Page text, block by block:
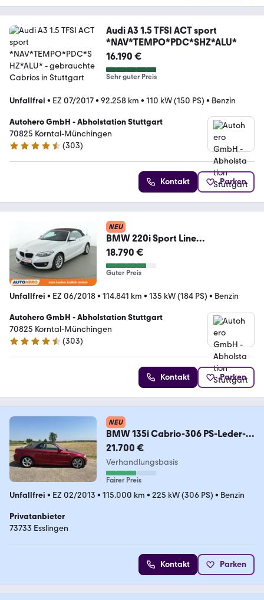
Audi A3 1.5 TFSI ACT sport
*NAV*TEMPO*PDC*SHZ*ALU*
16.190 €
Sehr guter Preis
Unfallfrei • EZ 07/2017• 92.258 km • 110 kW (150 PS) • Benzin
Autohero GmbH - Abholstation Stuttgart
70825 Korntal-Münchingen
4.4 Sterne
(303)
Kontakt Parken
NEU
BMW 220i Sport Line
Aut.*NAVI*PDC*SHZ*ACC*
18.790 €
Guter Preis
Unfallfrei • EZ 06/2018• 114.841 km • 135 kW (184 PS) • Benzin
Autohero GmbH - Abholstation Stuttgart
70825 Korntal-Münchingen
4.4 Sterne
(303)
Kontakt Parken
NEU
BMW 135i Cabrio-306 PS-Leder-
Bi-Xenon-Automatik
21.700 €
Verhandlungsbasis
Fairer Preis
Unfallfrei • EZ 02/2013 • 115.000 km • 225 kW (306 PS) • Benzin
Privatanbieter
73733 Esslingen
Kontakt Parken